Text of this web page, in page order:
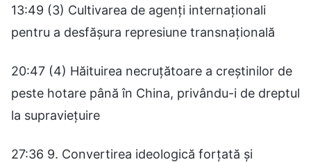
13:49 (3) Cultivarea de agenți internaționali
pentru a desfășura represiune transnațională
20:47 (4) Hăituirea necruțătoare a creștinilor de
peste hotare până în China, privându-i de dreptul
la supraviețuire
27:36 9. Convertirea ideologică forțată și